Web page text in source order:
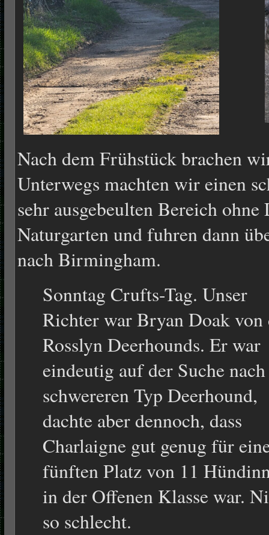
Nach dem Frühstück brachen
Unterwegs machten wir einen
sehr ausgebeulten Bereich
Naturgarten und fuhren dann
nach Birmingham.
Sonntag Crufts-Tag. Unser
Richter war Bryan Doak von
Rosslyn Deerhounds. Er war
eindeutig auf der Suche
schwereren Typ Deerhound,
dachte aber dennoch, dass
Charlaigne gut genug für
fünften Platz von 11
in der Offenen Klasse war.
so schlecht.